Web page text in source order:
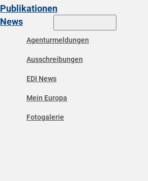
Publikationen
News
Agenturmeldungen
Ausschreibungen
EDI News
Mein Europa
Fotogalerie